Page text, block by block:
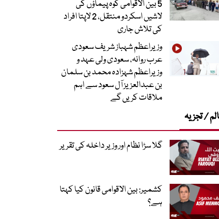
5 بین الاقوامی کوہ پیماؤں کی
لاشیں اسکردو منتقل، 2 لاپتا افراد
کی تلاش جاری
وزیراعظم شہباز شریف سعودی
عرب روانہ، سعودی ولی عہد و
وزیراعظم شہزادہ محمد بن سلمان
بن عبدالعزیز آل سعود سے اہم
ملاقات کریں گے
/ تجزیہ
گلا سڑا نظام اور وزیر داخلہ کی تقریر
کشمیر: بین الاقوامی قانون کیا کہتا
ہے؟